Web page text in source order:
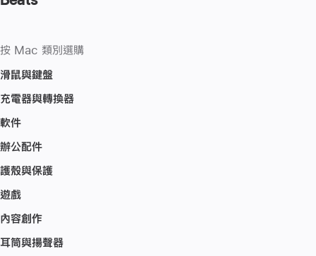
按 Mac 類別選購
滑鼠與鍵盤
充電器與轉換器
軟件
辦公配件
護殼與保護
遊戲
內容創作
耳筒與揚聲器